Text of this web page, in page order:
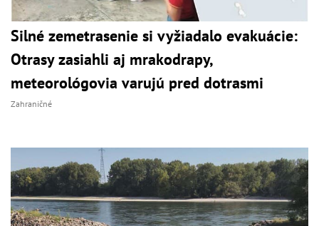
Silné zemetrasenie si vyžiadalo evakuácie:
Otrasy zasiahli aj mrakodrapy,
meteorológovia varujú pred dotrasmi
Zahraničné